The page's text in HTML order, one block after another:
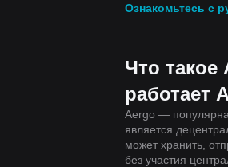
Ознакомьтесь с
Что такое
работает
Aergo —
является
может хранить,
без участия